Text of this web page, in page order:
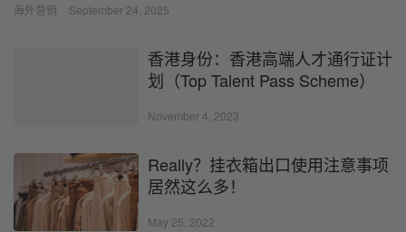
海外营销 September 24, 2025
香港身份：香港高端人才通行证计
划（Top Talent Pass Scheme）
November 4, 2023
Really？挂衣箱出口使用注意事项
居然这么多！
May 25, 2022